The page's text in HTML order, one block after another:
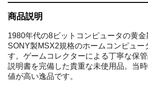
商品説明
1980年代の8ビットコンピュータの黄金
SONY製MSX2規格のホームコンピュー
す。ゲームコレクターによる丁寧な保
説明書を完備した貴重な未使用品。当
値が高い逸品です。